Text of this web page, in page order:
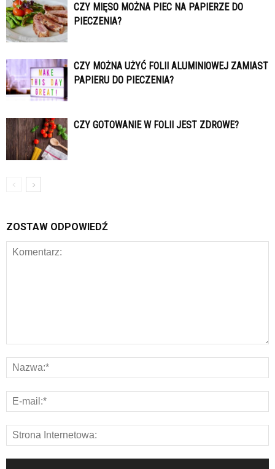
CZY MIĘSO MOŻNA PIEC NA PAPIERZE DO
PIECZENIA?
CZY MOŻNA UŻYĆ FOLII ALUMINIOWEJ ZAMIAST
PAPIERU DO PIECZENIA?
CZY GOTOWANIE W FOLII JEST ZDROWE?
ZOSTAW ODPOWIEDŹ